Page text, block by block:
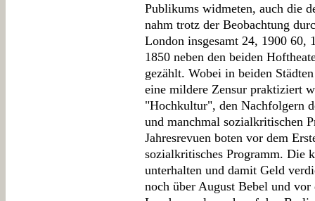
Publikums widmeten, auch die
nahm trotz der Beobachtung
London insgesamt 24, 1900 60,
1850 neben den beiden
gezählt. Wobei in beiden
eine mildere Zensur praktiziert
"Hochkultur", den Nachfolgern
und manchmal sozialkritischen
Jahresrevuen boten vor dem
sozialkritisches Programm. Die
unterhalten und damit Geld
noch über August Bebel und